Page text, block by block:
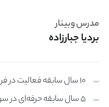
مدرس وبینار
بردیا جبارزاده
۱۰ سال سابقه فعالیت در فروش آنلاین
۵ سال سابقه حرفه‌ای در سوشال مدیا